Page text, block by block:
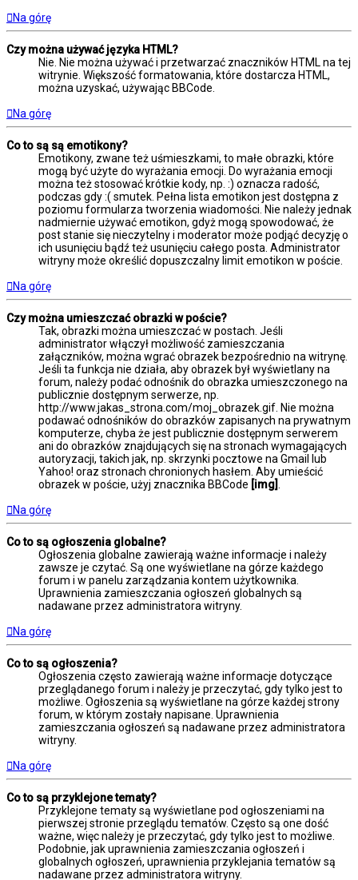
Na górę
Czy można używać języka HTML?
Nie. Nie można używać i przetwarzać znaczników HTML na tej
witrynie. Większość formatowania, które dostarcza HTML,
można uzyskać, używając BBCode.
Na górę
Co to są są emotikony?
Emotikony, zwane też uśmieszkami, to małe obrazki, które
mogą być użyte do wyrażania emocji. Do wyrażania emocji
można też stosować krótkie kody, np. :) oznacza radość,
podczas gdy :( smutek. Pełna lista emotikon jest dostępna z
poziomu formularza tworzenia wiadomości. Nie należy jednak
nadmiernie używać emotikon, gdyż mogą spowodować, że
post stanie się nieczytelny i moderator może podjąć decyzję o
ich usunięciu bądź też usunięciu całego posta. Administrator
witryny może określić dopuszczalny limit emotikon w poście.
Na górę
Czy można umieszczać obrazki w poście?
Tak, obrazki można umieszczać w postach. Jeśli
administrator włączył możliwość zamieszczania
załączników, można wgrać obrazek bezpośrednio na witrynę.
Jeśli ta funkcja nie działa, aby obrazek był wyświetlany na
forum, należy podać odnośnik do obrazka umieszczonego na
publicznie dostępnym serwerze, np.
http://www.jakas_strona.com/moj_obrazek.gif. Nie można
podawać odnośników do obrazków zapisanych na prywatnym
komputerze, chyba że jest publicznie dostępnym serwerem
ani do obrazków znajdujących się na stronach wymagających
autoryzacji, takich jak, np. skrzynki pocztowe na Gmail lub
Yahoo! oraz stronach chronionych hasłem. Aby umieścić
obrazek w poście, użyj znacznika BBCode [img].
Na górę
Co to są ogłoszenia globalne?
Ogłoszenia globalne zawierają ważne informacje i należy
zawsze je czytać. Są one wyświetlane na górze każdego
forum i w panelu zarządzania kontem użytkownika.
Uprawnienia zamieszczania ogłoszeń globalnych są
nadawane przez administratora witryny.
Na górę
Co to są ogłoszenia?
Ogłoszenia często zawierają ważne informacje dotyczące
przeglądanego forum i należy je przeczytać, gdy tylko jest to
możliwe. Ogłoszenia są wyświetlane na górze każdej strony
forum, w którym zostały napisane. Uprawnienia
zamieszczania ogłoszeń są nadawane przez administratora
witryny.
Na górę
Co to są przyklejone tematy?
Przyklejone tematy są wyświetlane pod ogłoszeniami na
pierwszej stronie przeglądu tematów. Często są one dość
ważne, więc należy je przeczytać, gdy tylko jest to możliwe.
Podobnie, jak uprawnienia zamieszczania ogłoszeń i
globalnych ogłoszeń, uprawnienia przyklejania tematów są
nadawane przez administratora witryny.